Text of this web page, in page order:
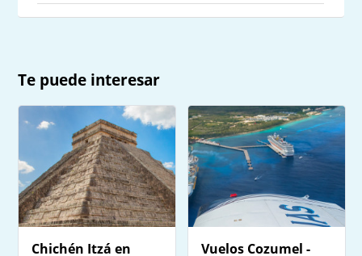
Te puede interesar
Chichén Itzá en
Vuelos Cozumel -